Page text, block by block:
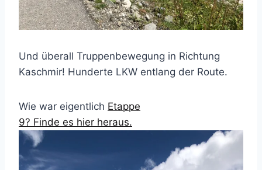
Und überall Truppenbewegung in Richtung
Kaschmir! Hunderte LKW entlang der Route.
Wie war eigentlich Etappe
9? Finde es hier heraus.